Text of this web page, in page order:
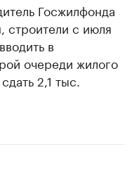
Госжилфонда
строители с июля
в
очереди жилого
2,1 тыс.